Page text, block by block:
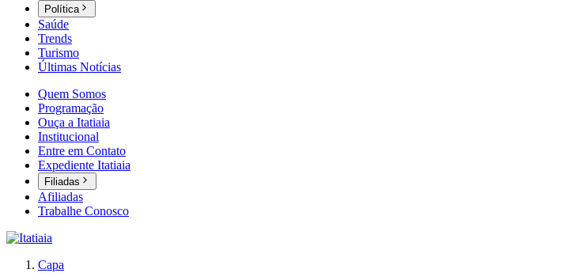
Política
Saúde
Trends
Turismo
Últimas Notícias
Quem Somos
Programação
Ouça a Itatiaia
Institucional
Entre em Contato
Expediente Itatiaia
Filiadas
Afiliadas
Trabalhe Conosco
Capa